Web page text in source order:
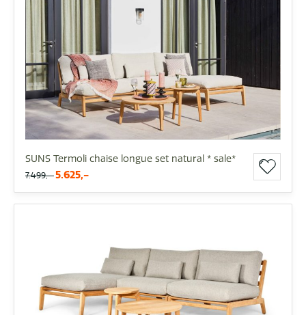
SUNS Termoli chaise longue set natural * sale*
7.499,- 5.625,-